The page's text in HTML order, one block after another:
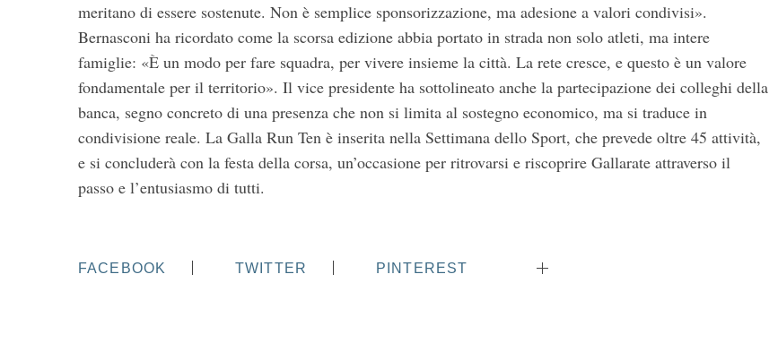
meritano di essere sostenute. Non è semplice sponsorizzazione, ma adesione a valori condivisi».
Bernasconi ha ricordato come la scorsa edizione abbia portato in strada non solo atleti, ma intere
famiglie: «È un modo per fare squadra, per vivere insieme la città. La rete cresce, e questo è un valore
fondamentale per il territorio». Il vice presidente ha sottolineato anche la partecipazione dei colleghi della
banca, segno concreto di una presenza che non si limita al sostegno economico, ma si traduce in
condivisione reale. La Galla Run Ten è inserita nella Settimana dello Sport, che prevede oltre 45 attività,
e si concluderà con la festa della corsa, un’occasione per ritrovarsi e riscoprire Gallarate attraverso il
passo e l’entusiasmo di tutti.
FACEBOOK TWITTER PINTEREST
S
e
r
c